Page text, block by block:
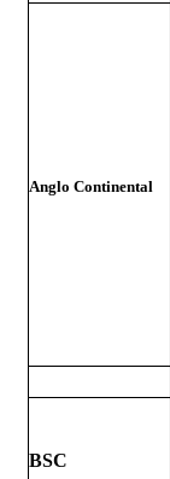
Anglo Continental
BSC